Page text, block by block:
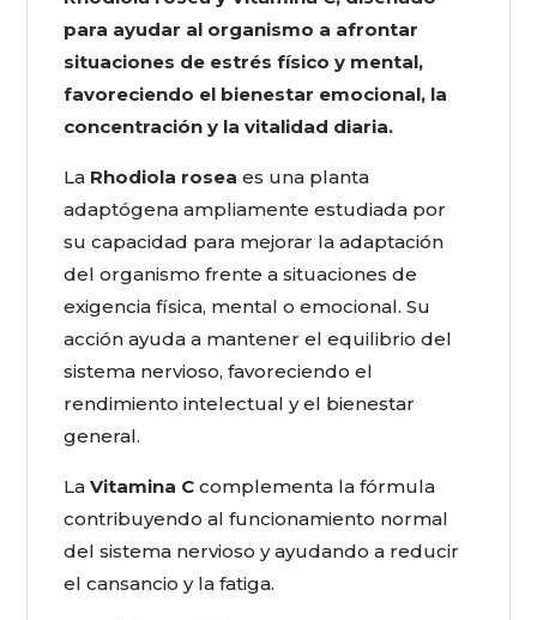
para ayudar al organismo a afrontar
situaciones de estrés físico y mental,
favoreciendo el bienestar emocional, la
concentración y la vitalidad diaria.
La Rhodiola rosea es una planta
adaptógena ampliamente estudiada por
su capacidad para mejorar la adaptación
del organismo frente a situaciones de
exigencia física, mental o emocional. Su
acción ayuda a mantener el equilibrio del
sistema nervioso, favoreciendo el
rendimiento intelectual y el bienestar
general.
LaVitamina C complementa la fórmula
contribuyendo al funcionamiento normal
del sistema nervioso y ayudando a reducir
el cansancio y la fatiga.